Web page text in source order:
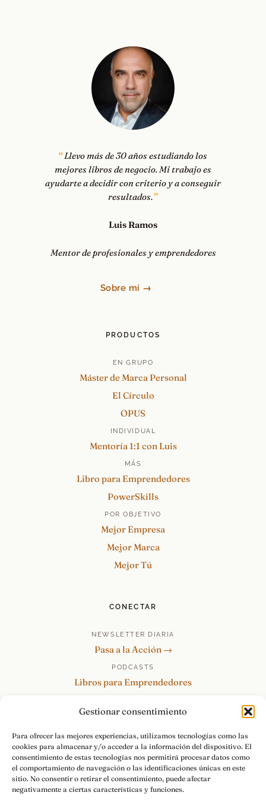
Gestionar consentimiento
Para ofrecer las mejores experiencias, utilizamos tecnologías como las
cookies para almacenar y/o acceder a la información del dispositivo. El
consentimiento de estas tecnologías nos permitirá procesar datos como
el comportamiento de navegación o las identificaciones únicas en este
sitio. No consentir o retirar el consentimiento, puede afectar
negativamente a ciertas características y funciones.
Llevo más de 30 años estudiando los
mejores libros de negocio. Mi trabajo es
ayudarte a decidir con criterio y a conseguir
resultados.
Luis Ramos
Mentor de profesionales y emprendedores
Sobre mí →
PRODUCTOS
EN GRUPO
Máster de Marca Personal
El Círculo
OPUS
INDIVIDUAL
Mentoría 1:1 con Luis
MÁS
Libro para Emprendedores
PowerSkills
POR OBJETIVO
Mejor Empresa
Mejor Marca
Mejor Tú
CONECTAR
NEWSLETTER DIARIA
Pasa a la Acción →
PODCASTS
Libros para Emprendedores
re:Invéntate / PowerSkills
MENTOR360
HABLAMOS
Contacto y consultas →